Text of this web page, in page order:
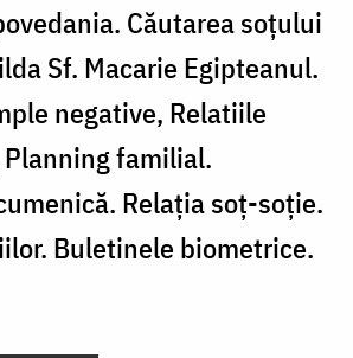
Căutarea soțului
Sf. Macarie Egipteanul.
negative, Relatiile
familial.
Relația soț-soție.
Buletinele biometrice.